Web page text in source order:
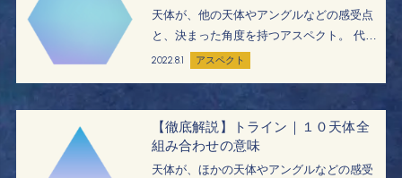
天体が、他の天体やアングルなどの感受点
と、決まった角度を持つアスペクト。 代表
的なメジャーアスペクトのひとつであるセ
イルとは メジャーアスペクト…
2022.8.1 アスペクト
【徹底解説】トライン｜１０天体全
組み合わせの意味
天体が、ほかの天体やアングルなどの感受